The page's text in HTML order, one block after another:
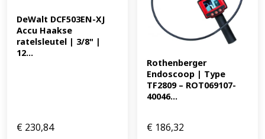
DeWalt DCF503EN-XJ
Accu Haakse
ratelsleutel | 3/8" |
12...
€ 230,84
Rothenberger
Endoscoop | Type
TF2809 – ROT069107-
40046...
€ 186,32